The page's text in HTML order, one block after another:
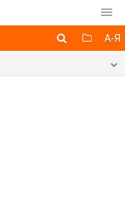
А-Я